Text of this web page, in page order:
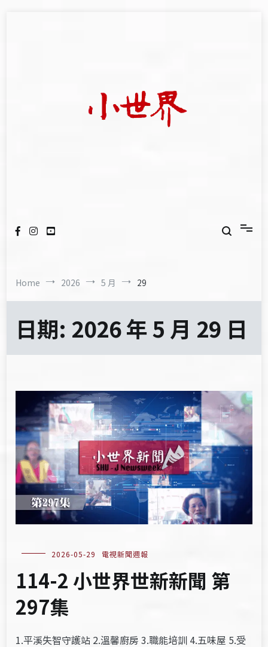
Home 2026 5 月 29
日期: 2026 年 5 月 29 日
2026-05-29 電視新聞週報
114-2 小世界世新新聞 第
297集
1.平溪失智守護站 2.溫馨廚房 3.職能培訓 4.五味屋 5.受